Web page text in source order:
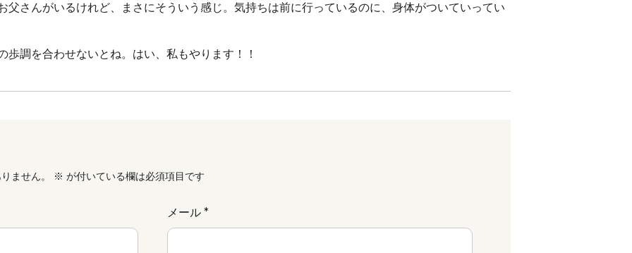
父さんがいるけれど、まさにそういう感じ。気持ちは前に行っているのに、身体がついていってい
歩調を合わせないとね。はい、私もやります！！
ません。 ※ が付いている欄は必須項目です
メール*